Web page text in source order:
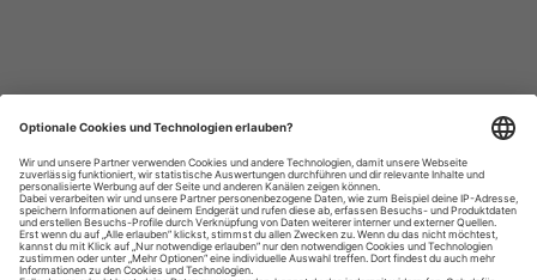
Datenschutzhinweise
Impressum
Privatsphäre-Einstellungen